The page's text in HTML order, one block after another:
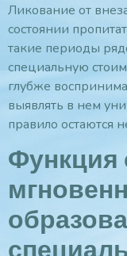
Ликование от
состоянии
такие периоды
специальную
глубже
выявлять в нем
правило
Функция